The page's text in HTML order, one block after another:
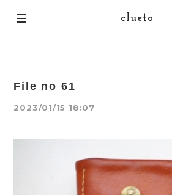
clueto
File no 61
2023/01/15 18:07